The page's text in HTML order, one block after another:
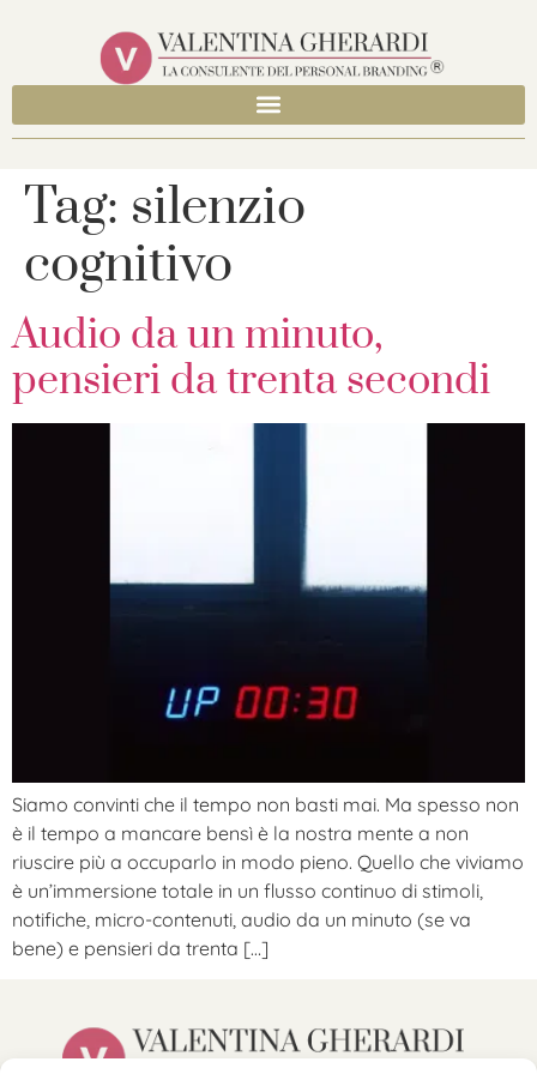
Tag: silenzio
cognitivo
Audio da un minuto,
pensieri da trenta secondi
Siamo convinti che il tempo non basti mai. Ma spesso non
è il tempo a mancare bensì è la nostra mente a non
riuscire più a occuparlo in modo pieno. Quello che viviamo
è un’immersione totale in un flusso continuo di stimoli,
notifiche, micro-contenuti, audio da un minuto (se va
bene) e pensieri da trenta […]